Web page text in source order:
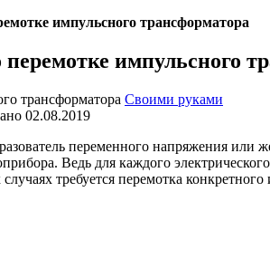
импульсного трансформатора
импульсного
Своими руками
02.08.2019
переменного напряжения или
Ведь для каждого
требуется перемотка